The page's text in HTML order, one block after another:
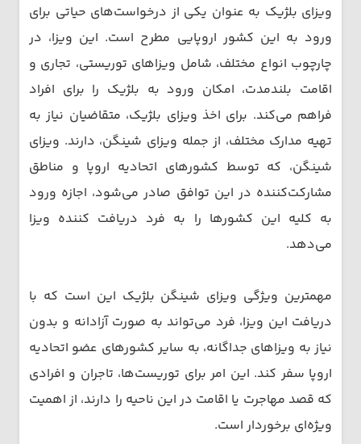
ویزای بلژیک به عنوان یکی از درخواست‌های حیاتی برای
ورود به این کشور اروپایی مطرح است. این ویزا، در
چارچوب انواع مختلف، شامل ویزاهای توریستی، تجاری و
اقامت بلندمدت، امکان ورود به بلژیک را برای افراد
فراهم می‌کند. برای اخذ ویزای بلژیک، متقاضیان نیاز به
تهیه مدارک مختلف، از جمله ویزای شینگن، دارند. ویزای
شینگن، که توسط کشورهای اتحادیه اروپا و مناطق
مشارکت‌کننده در این توافق صادر می‌شود، اجازه ورود
به کلیه این کشورها را به فرد دریافت کننده ویزا
می‌دهد.
مهمترین ویژگی ویزای شینگن بلژیک این است که با
دریافت این ویزا، فرد می‌تواند به صورت آزادانه و بدون
نیاز به ویزاهای جداگانه، به سایر کشورهای عضو اتحادیه
اروپا سفر کند. این امر برای توریست‌ها، تاجران و افرادی
که قصد مهاجرت یا اقامت در این ناحیه را دارند، از اهمیت
ویژه‌ای برخوردار است.